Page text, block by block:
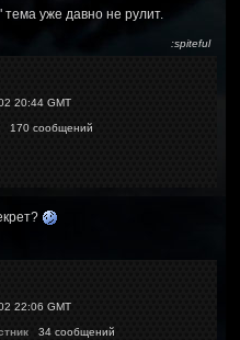
уже давно не рулит.
:spiteful
20:44 GMT
170 сообщений
22:06 GMT
34 сообщений